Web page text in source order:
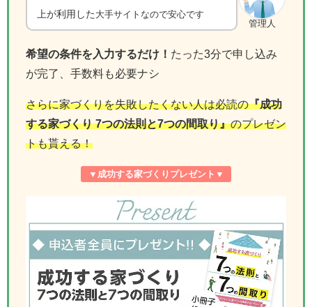
管理人
上が利用した 大手サイトなので安心です
希望の条件を入力するだけ！ たった3分で申し込み
が完了、手数料も必要ナシ
さらに家づくりを失敗したくない人は必読の『成功
する家づくり 7つの法則と7つの間取り』のプレゼン
トも貰える！
▼ 成功する家づくりプレゼント ▼